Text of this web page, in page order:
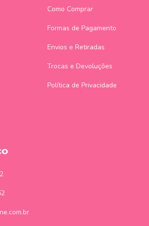
Como Comprar
Formas de Pagamento
Envios e Retiradas
Trocas e Devoluções
Política de Privacidade